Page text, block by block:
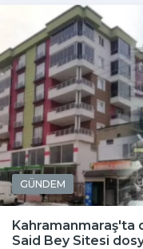
GÜNDEM
Kahramanmaraş'ta
Said Bey Sitesi